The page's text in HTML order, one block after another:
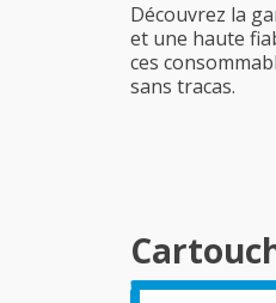
Découvrez la
et une haute
ces
sans tracas.